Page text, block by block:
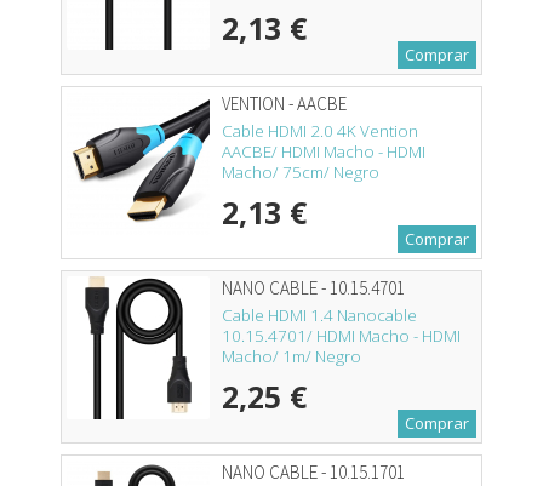
2,13 €
Comprar
VENTION - AACBE
Cable HDMI 2.0 4K Vention
AACBE/ HDMI Macho - HDMI
Macho/ 75cm/ Negro
2,13 €
Comprar
NANO CABLE - 10.15.4701
Cable HDMI 1.4 Nanocable
10.15.4701/ HDMI Macho - HDMI
Macho/ 1m/ Negro
2,25 €
Comprar
NANO CABLE - 10.15.1701